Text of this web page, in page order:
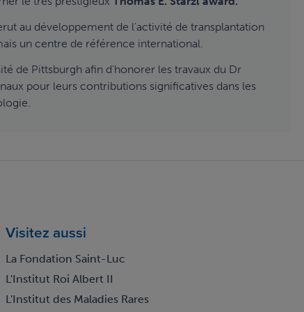
au développement de l’activité de transplantation
un centre de référence international.
de Pittsburgh afin d'honorer les travaux du Dr
pour leurs contributions significatives dans les
Visitez aussi
La Fondation Saint-Luc
L'Institut Roi Albert II
L'Institut des Maladies Rares